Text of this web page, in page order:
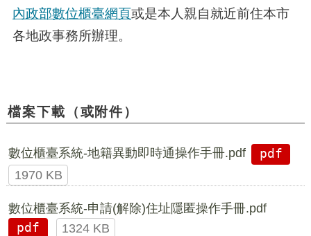
內政部數位櫃臺網頁或是本人親自就近前住本市
各地政事務所辦理。
檔案下載（或附件）
數位櫃臺系統-地籍異動即時通操作手冊.pdf
pdf
1970 KB
數位櫃臺系統-申請(解除)住址隱匿操作手冊.pdf
pdf
1324 KB